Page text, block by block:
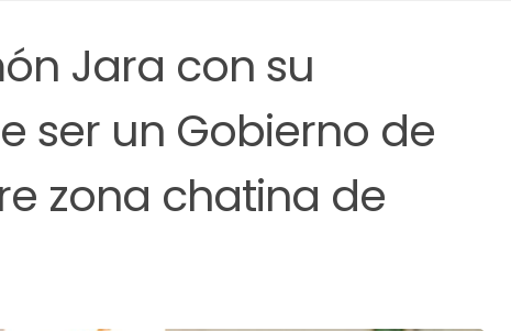
Jara con su
ser un Gobierno de
zona chatina de